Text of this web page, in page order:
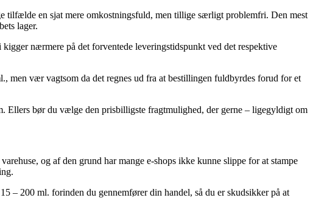
tilfælde en sjat mere omkostningsfuld, men tillige særligt problemfri. Den mest
lager.
nærmere på det forventede leveringstidspunkt ved det respektive
men vær vagtsom da det regnes ud fra at bestillingen fuldbyrdes forud for et
Ellers bør du vælge den prisbilligste fragtmulighed, der gerne – ligegyldigt om
og af den grund har mange e-shops ikke kunne slippe for at stampe
– 200 ml. forinden du gennemfører din handel, så du er skudsikker på at